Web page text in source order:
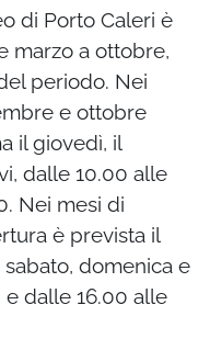
di Porto Caleri è
marzo a ottobre,
periodo. Nei
e ottobre
il giovedì, il
dalle 10.00 alle
Nei mesi di
è prevista il
domenica e
e dalle 16.00 alle